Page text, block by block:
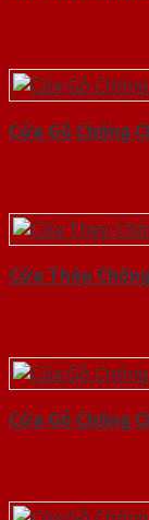
Cửa Gỗ Chống
Cửa Thép
Cửa Gỗ Chống